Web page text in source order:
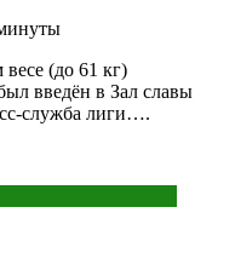
(до 61 кг)
введён в Зал славы
служба лиги….